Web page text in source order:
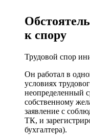
к спору
Трудовой спор
Он работал в
условиях
неопределенный
собственному
заявление с
ТК, и
бухгалтера).